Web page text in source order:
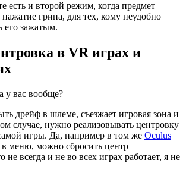
есть и второй режим, когда предмет
нажатие грипа, для тех, кому неудобно
его зажатым.
в VR играх и
у вас вообще?
дрейф в шлеме, съезжает игровая зона и
случае, нужно реализовывать центровку
игры. Да, например в том же Oculus
меню, можно сбросить центр
не всегда и не во всех играх работает, я не